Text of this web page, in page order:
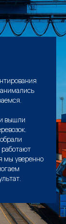
вышли
мы уверенно